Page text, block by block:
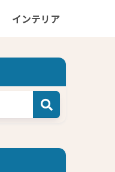
インテリア